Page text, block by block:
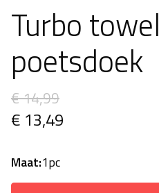
Turbo towel
poetsdoek
€ 14,99
€ 13,49
Maat:1pc